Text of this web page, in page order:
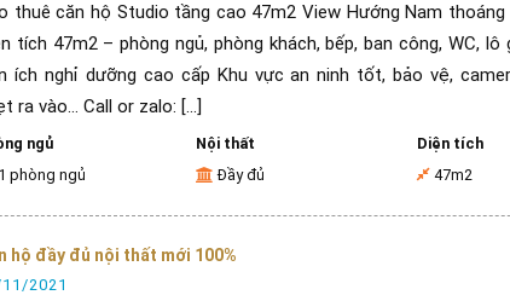
thuê căn hộ Studio tầng cao 47m2 View Hướng Nam
tích 47m2 – phòng ngủ, phòng khách, bếp, ban công, WC, lô
ích nghỉ dưỡng cao cấp Khu vực an ninh tốt, bảo vệ,
ra vào… Call or zalo: [...]
ngủ Nội thất
Diện tích
phòng ngủ
Đầy đủ 47m2
hộ đầy đủ nội thất mới 100%
2021